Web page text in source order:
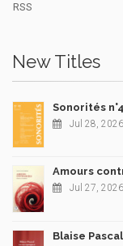
RSS
New Titles
Sonorités
Jul 28, 2026
Amours
Jul 27, 2026
Blaise